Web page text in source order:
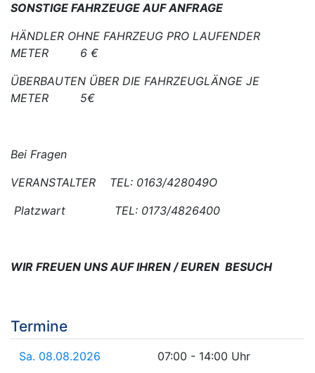
SONSTIGE FAHRZEUGE AUF ANFRAGE
HÄNDLER OHNE FAHRZEUG PRO LAUFENDER
METER 6 €
ÜBERBAUTEN ÜBER DIE FAHRZEUGLÄNGE JE
METER 5€
Bei Fragen
VERANSTALTER TEL: 0163/428049O
Platzwart TEL: 0173/4826400
WIR FREUEN UNS AUF IHREN / EUREN BESUCH
Termine
Sa. 08.08.2026 07:00 - 14:00 Uhr